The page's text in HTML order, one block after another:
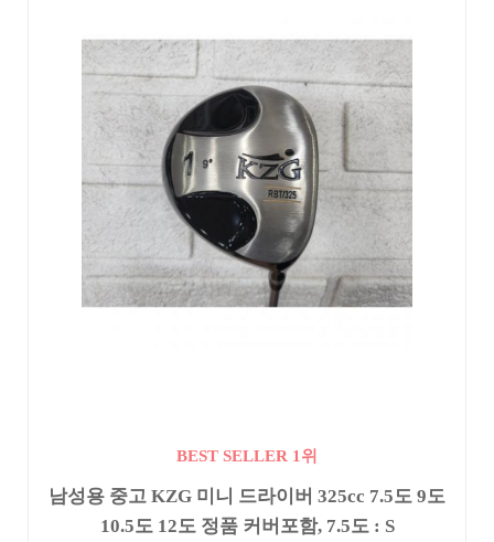
BEST SELLER 1위
남성용 중고 KZG 미니 드라이버 325cc 7.5도 9도
10.5도 12도 정품 커버포함, 7.5도 : S